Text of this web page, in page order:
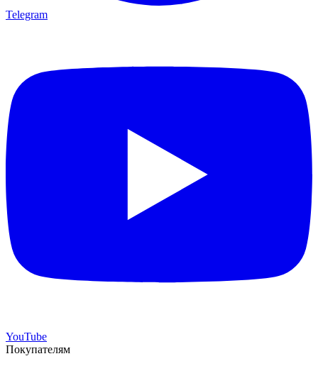
Telegram
YouTube
Покупателям